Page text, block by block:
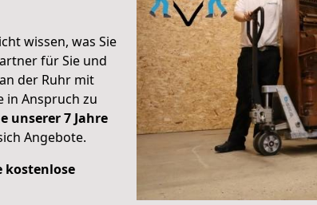
wissen, was Sie
für Sie und
der Ruhr mit
in Anspruch zu
unserer 7 Jahre
Angebote.
kostenlose